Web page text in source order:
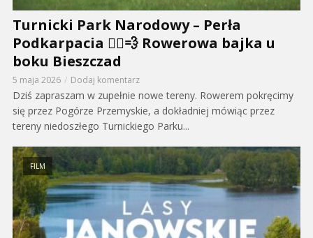
Turnicki Park Narodowy – Perła
Podkarpacia 🚴‍♂️💨 Rowerowa bajka u
boku Bieszczad
5 maja 2026 Dodaj komentarz
Dziś zapraszam w zupełnie nowe tereny. Rowerem pokręcimy
się przez Pogórze Przemyskie, a dokładniej mówiąc przez
tereny niedoszłego Turnickiego Parku...
FILM